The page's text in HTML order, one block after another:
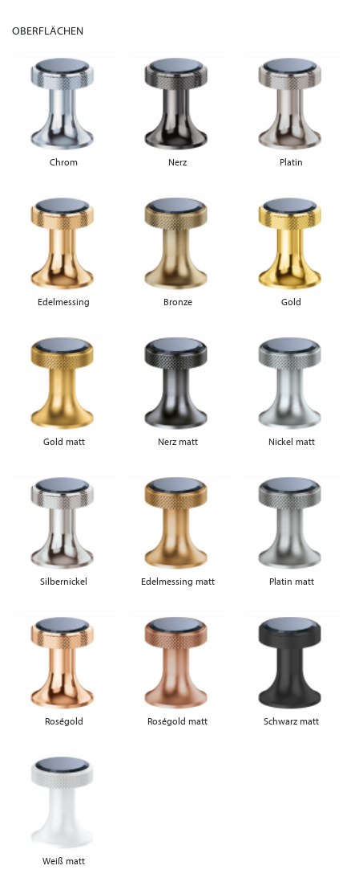
OBERFLÄCHEN
Chrom Nerz Platin
Edelmessing Bronze Gold
Gold matt Nerz matt Nickel matt
Silbernickel Edelmessing matt Platin matt
Roségold Roségold matt Schwarz matt
Weiß matt